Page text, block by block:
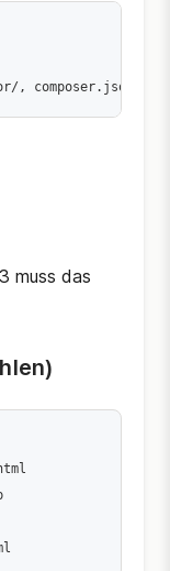
muss das